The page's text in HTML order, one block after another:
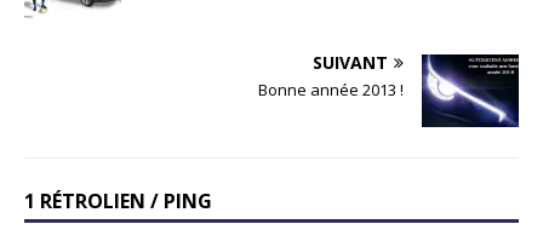
SUIVANT
Bonne année 2013 !
1 RÉTROLIEN / PING